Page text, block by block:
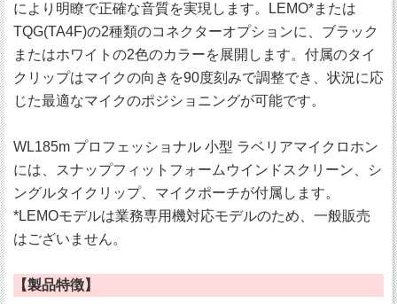
により明瞭で正確な音質を実現します。LEMO*または
TQG(TA4F)の2種類のコネクターオプションに、ブラック
またはホワイトの2色のカラーを展開します。付属のタイ
クリップはマイクの向きを90度刻みで調整でき、状況に応
じた最適なマイクのポジショニングが可能です。
WL185m プロフェッショナル 小型 ラベリアマイクロホン
には、スナップフィットフォームウインドスクリーン、シ
ングルタイクリップ、マイクポーチが付属します。
*LEMOモデルは業務専用機対応モデルのため、一般販売
はございません。
【製品特徴】